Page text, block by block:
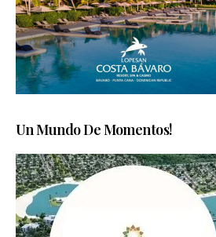
Un Mundo De Momentos!